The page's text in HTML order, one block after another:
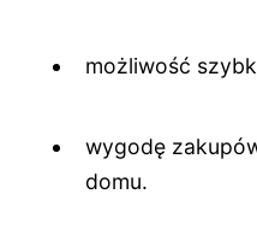
możliwość
wygodę
domu.